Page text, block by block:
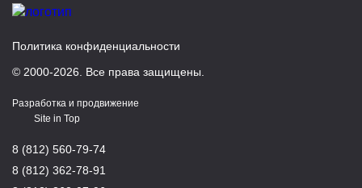
8 (812) 560-79-74
8 (812) 362-78-91
Политика конфиденциальности
© 2000-2026. Все права защищены.
Разработка и продвижение
Site in Top